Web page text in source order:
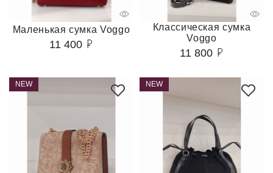
Маленькая сумка Voggo
11 400
Классическая сумка
Voggo
11 800
NEW NEW